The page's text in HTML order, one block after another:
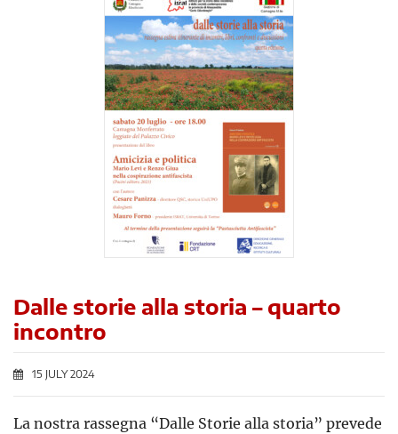
Dalle storie alla storia – quarto
incontro
15 JULY 2024
La nostra rassegna “Dalle Storie alla storia” prevede